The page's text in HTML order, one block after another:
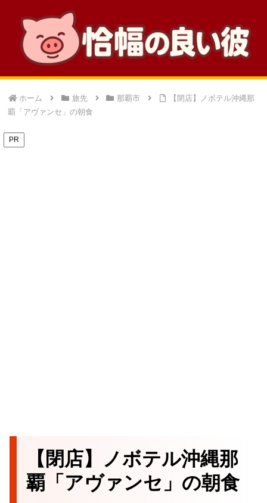
ホーム 旅先 那覇市
【閉店】ノボテル沖縄那
覇「アヴァンセ」の朝食
PR
【閉店】ノボテル沖縄那
覇「アヴァンセ」の朝食